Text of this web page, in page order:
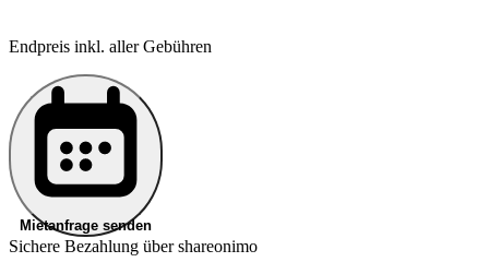
Endpreis inkl. aller Gebühren
Mietanfrage senden
Sichere Bezahlung über shareonimo